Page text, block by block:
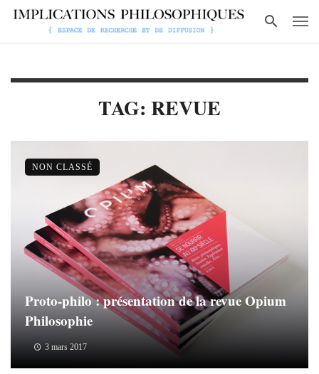
TAG: REVUE
Proto-philo : présentation de la revue Opium
Philosophie
3 mars 2017
NON CLASSÉ